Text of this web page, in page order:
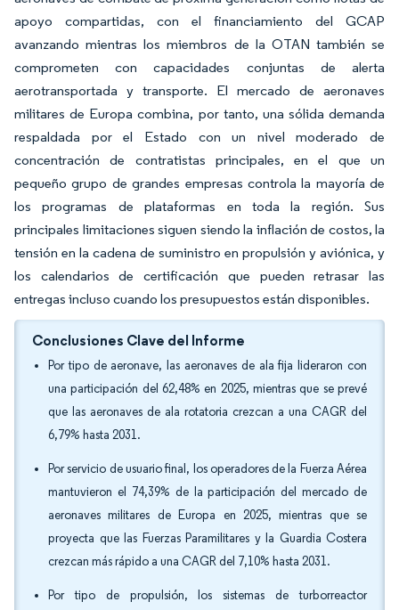
apoyo compartidas, con el financiamiento del GCAP
avanzando mientras los miembros de la OTAN también se
comprometen con capacidades conjuntas de alerta
aerotransportada y transporte. El mercado de aeronaves
militares de Europa combina, por tanto, una sólida demanda
respaldada por el Estado con un nivel moderado de
concentración de contratistas principales, en el que un
pequeño grupo de grandes empresas controla la mayoría de
los programas de plataformas en toda la región. Sus
principales limitaciones siguen siendo la inflación de costos, la
tensión en la cadena de suministro en propulsión y aviónica, y
los calendarios de certificación que pueden retrasar las
entregas incluso cuando los presupuestos están disponibles.
Conclusiones Clave del Informe
Por tipo de aeronave, las aeronaves de ala fija lideraron con
una participación del 62,48% en 2025, mientras que se prevé
que las aeronaves de ala rotatoria crezcan a una CAGR del
6,79% hasta 2031.
Por servicio de usuario final, los operadores de la Fuerza Aérea
mantuvieron el 74,39% de la participación del mercado de
aeronaves militares de Europa en 2025, mientras que se
proyecta que las Fuerzas Paramilitares y la Guardia Costera
crezcan más rápido a una CAGR del 7,10% hasta 2031.
Por tipo de propulsión, los sistemas de turborreactor